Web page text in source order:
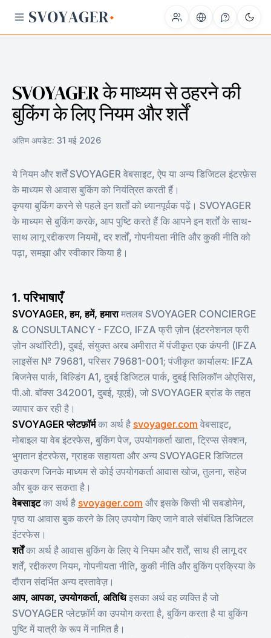
SVOYAGER के माध्यम से ठहरने की
बुकिंग के लिए नियम और शर्तें
अंतिम अपडेट: 31 मई 2026
ये नियम और शर्तें SVOYAGER वेबसाइट, ऐप या अन्य डिजिटल इंटरफ़ेस
के माध्यम से आवास बुकिंग को नियंत्रित करती हैं।
कृपया बुकिंग करने से पहले इन शर्तों को ध्यानपूर्वक पढ़ें। SVOYAGER
के माध्यम से बुकिंग करके, आप पुष्टि करते हैं कि आपने इन शर्तों के साथ-
साथ लागू रद्दीकरण नियमों, दर शर्तों, गोपनीयता नीति और कुकी नीति को
पढ़ा, समझा और स्वीकार किया है।
1. परिभाषाएँ
SVOYAGER, हम, हमें, हमारा मतलब SVOYAGER CONCIERGE
& CONSULTANCY - FZCO, IFZA फ्री ज़ोन (इंटरनेशनल फ्री
ज़ोन अथॉरिटी), दुबई, संयुक्त अरब अमीरात में पंजीकृत एक कंपनी (IFZA
लाइसेंस № 79681, परिसर 79681-001; पंजीकृत कार्यालय: IFZA
बिजनेस पार्क, बिल्डिंग A1, दुबई डिजिटल पार्क, दुबई सिलिकॉन ओएसिस,
पी.ओ. बॉक्स 342001, दुबई, यूएई), जो SVOYAGER ब्रांड के तहत
व्यापार कर रही है।
SVOYAGER प्लेटफ़ॉर्म का अर्थ है svoyager.com वेबसाइट,
मोबाइल या वेब इंटरफेस, बुकिंग पेज, उपयोगकर्ता खाता, ट्रिप्स सेक्शन,
भुगतान इंटरफेस, ग्राहक सहायता और अन्य SVOYAGER डिजिटल
उपकरण जिनके माध्यम से कोई उपयोगकर्ता आवास खोज, तुलना, सहेज
और बुक कर सकता है।
वेबसाइट का अर्थ है svoyager.com और इसके किसी भी सबडोमेन,
पृष्ठ या आवास बुक करने के लिए उपयोग किए जाने वाले संबंधित डिजिटल
इंटरफेस।
शर्तें का अर्थ है आवास बुकिंग के लिए ये नियम और शर्तें, साथ ही लागू दर
शर्तें, रद्दीकरण नियम, गोपनीयता नीति, कुकी नीति और बुकिंग प्रक्रिया के
दौरान संदर्भित अन्य दस्तावेज़।
आप, आपका, उपयोगकर्ता, अतिथि इसका अर्थ वह व्यक्ति है जो
SVOYAGER प्लेटफ़ॉर्म का उपयोग करता है, बुकिंग करता है या बुकिंग
पुष्टि में यात्री के रूप में नामित है।